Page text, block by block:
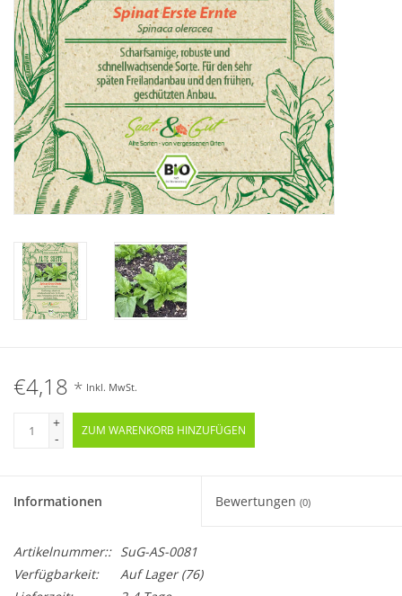
€4,18 * Inkl. MwSt.
+
-
ZUM WARENKORB HINZUFÜGEN
Informationen Bewertungen (0)
Artikelnummer:: SuG-AS-0081
Verfügbarkeit:
Auf Lager(76)